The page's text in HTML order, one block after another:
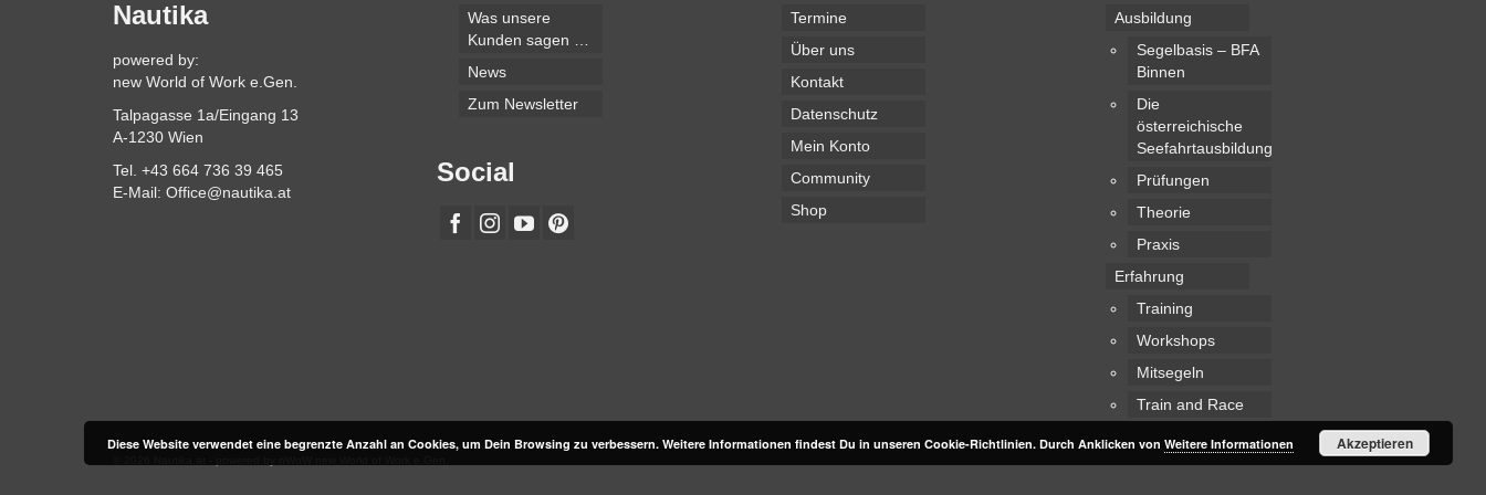
Nautika
powered by:
new World of Work e.Gen.
Talpagasse 1a/Eingang 13
A-1230 Wien
Tel. +43 664 736 39 465
E-Mail: Office@nautika.at
Was unsere
Kunden sagen …
News
Zum Newsletter
Social
Termine
Über uns
Kontakt
Datenschutz
Mein Konto
Community
Shop
Ausbildung
Segelbasis – BFA
Binnen
Die
österreichische
Seefahrtausbildung
Prüfungen
Theorie
Praxis
Erfahrung
Training
Workshops
Mitsegeln
Train and Race
Diese Website verwendet eine begrenzte Anzahl an Cookies, um Dein Browsing zu verbessern. Weitere Informationen findest Du in unseren Cookie-Richtlinien. Durch Anklicken von Weitere Informationen Akzeptieren